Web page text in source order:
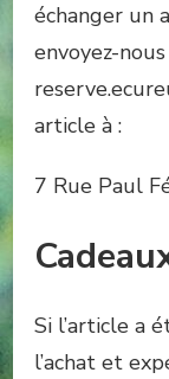
échanger un
envoyez-
article à :
7 Rue Paul
Si l’article a
l’achat et